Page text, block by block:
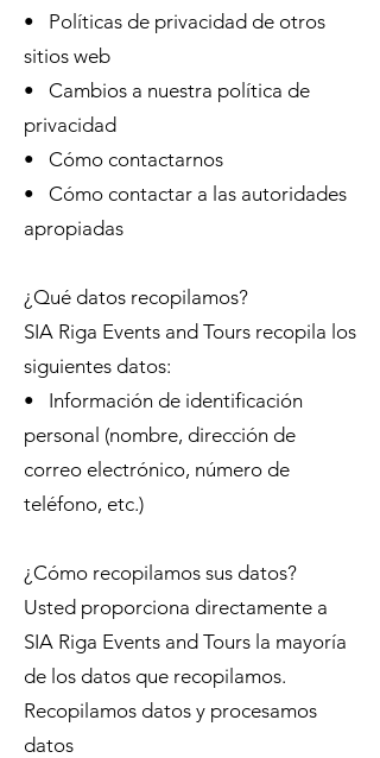
• Políticas de privacidad de otros
sitios web
• Cambios a nuestra política de
privacidad
• Cómo contactarnos
• Cómo contactar a las autoridades
apropiadas
¿Qué datos recopilamos?
SIA Riga Events and Tours recopila los
siguientes datos:
• Información de identificación
personal (nombre, dirección de
correo electrónico, número de
teléfono, etc.)
¿Cómo recopilamos sus datos?
Usted proporciona directamente a
SIA Riga Events and Tours la mayoría
de los datos que recopilamos.
Recopilamos datos y procesamos
datos